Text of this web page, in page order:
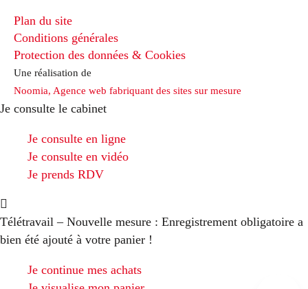
Plan du site
Conditions générales
Protection des données & Cookies
Une réalisation de
Noomia, Agence web fabriquant des sites sur mesure
Je consulte le cabinet
Je consulte en ligne
Je consulte en vidéo
Je prends RDV
Télétravail – Nouvelle mesure : Enregistrement obligatoire a
bien été ajouté à votre panier !
Je continue mes achats